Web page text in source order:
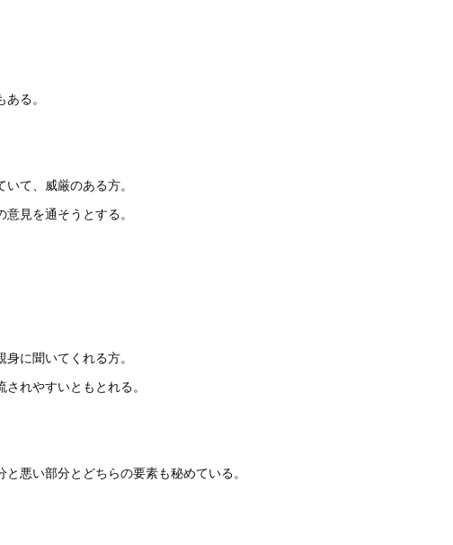
る。
て、威厳のある方。
見を通そうとする。
に聞いてくれる方。
れやすいともとれる。
悪い部分とどちらの要素も秘めている。